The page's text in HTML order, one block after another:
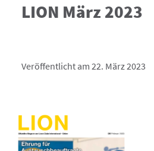
LION März 2023
Veröffentlicht am 22. März 2023